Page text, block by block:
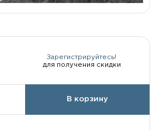
Зарегистрируйтесь!
для получения скидки
В корзину